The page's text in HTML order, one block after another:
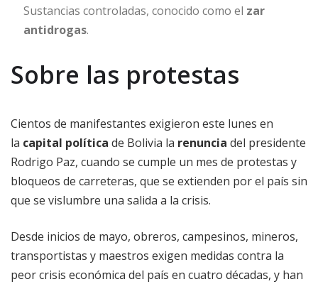
Sustancias controladas, conocido como el zar
antidrogas.
Sobre las protestas
Cientos de manifestantes exigieron este lunes en
la capital política de Bolivia la renuncia del presidente
Rodrigo Paz, cuando se cumple un mes de protestas y
bloqueos de carreteras, que se extienden por el país sin
que se vislumbre una salida a la crisis.
Desde inicios de mayo, obreros, campesinos, mineros,
transportistas y maestros exigen medidas contra la
peor crisis económica del país en cuatro décadas, y han